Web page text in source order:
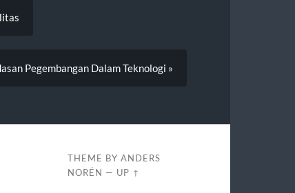
Pegembangan Dalam Teknologi »
THEME BY ANDERS
NORÉN — UP ↑